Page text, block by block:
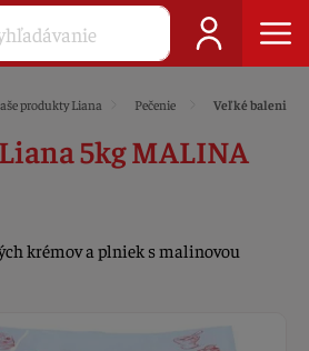
produkty Liana Pečenie Veľké balenie
5kg MALINA
krémov a plniek s malinovou